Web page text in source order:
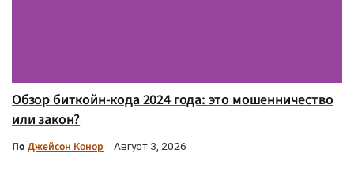
Обзор биткойн-кода 2024 года: это мошенничество
или закон?
По Джейсон Конор Август 3, 2026